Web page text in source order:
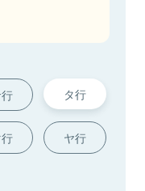
タ行
ヤ行